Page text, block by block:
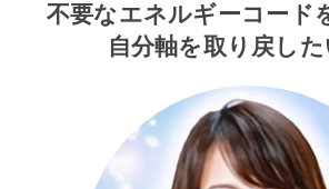
不要なエネルギーコード
自分軸を取り戻し